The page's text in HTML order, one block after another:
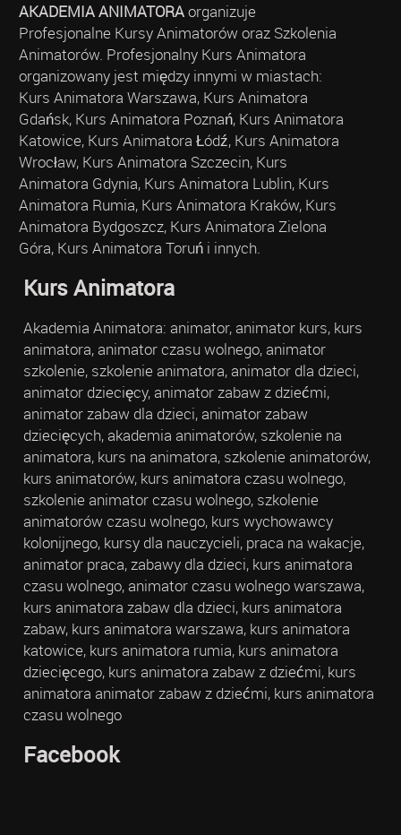
AKADEMIA ANIMATORAorganizuje
Profesjonalne Kursy Animatorów oraz Szkolenia
Animatorów. Profesjonalny Kurs Animatora
organizowany jest między innymi w miastach:
Kurs Animatora Warszawa, Kurs Animatora
Gdańsk, Kurs Animatora Poznań, Kurs Animatora
Katowice, Kurs Animatora Łódź, Kurs Animatora
Wrocław, Kurs Animatora Szczecin, Kurs
Animatora Gdynia, Kurs Animatora Lublin, Kurs
Animatora Rumia, Kurs Animatora Kraków, Kurs
Animatora Bydgoszcz, Kurs Animatora Zielona
Góra, Kurs Animatora Toruń i innych.
Kurs Animatora
Akademia Animatora: animator, animator kurs, kurs
animatora, animator czasu wolnego, animator
szkolenie, szkolenie animatora, animator dla dzieci,
animator dziecięcy, animator zabaw z dziećmi,
animator zabaw dla dzieci, animator zabaw
dziecięcych, akademia animatorów, szkolenie na
animatora, kurs na animatora, szkolenie animatorów,
kurs animatorów, kurs animatora czasu wolnego,
szkolenie animator czasu wolnego, szkolenie
animatorów czasu wolnego, kurs wychowawcy
kolonijnego, kursy dla nauczycieli, praca na wakacje,
animator praca, zabawy dla dzieci, kurs animatora
czasu wolnego, animator czasu wolnego warszawa,
kurs animatora zabaw dla dzieci, kurs animatora
zabaw, kurs animatora warszawa, kurs animatora
katowice, kurs animatora rumia, kurs animatora
dziecięcego, kurs animatora zabaw z dziećmi, kurs
animatora animator zabaw z dziećmi, kurs animatora
czasu wolnego
Facebook